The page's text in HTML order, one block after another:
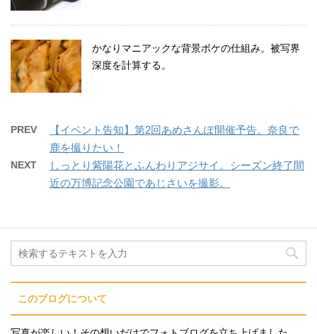
かなりマニアックな背景ボケの仕組み。被写界
深度を計算する。
PREV
【イベント告知】第2回あめさんぽ開催予告。奈良で
鹿を撮りたい！
NEXT
しっとり紫陽花とふんわりアジサイ。シーズン終了間
近の万博記念公園であじさいを撮影。
このブログについて